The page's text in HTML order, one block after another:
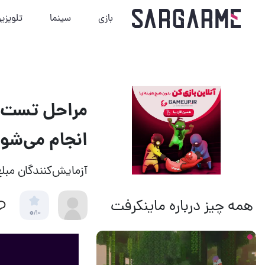
بازی سینما
همه چیز درباره ماینکرفت
15 ساعت قبل
انجام
آزمایش‌کنندگان مبلغ ۲۰۰ پوند از سونی دریافت
0/10